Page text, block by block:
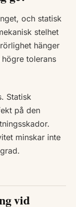
och statisk
stelhet
hänger
tolerans
Statisk
på den
minskar inte
vid